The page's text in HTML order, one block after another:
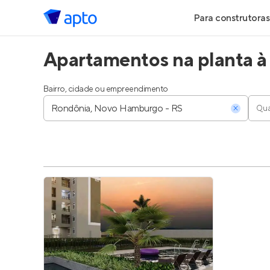
Para construtoras
Geração de
Geração de
Parcerias
Anunciar
Entrar no
Apartamentos na planta
Bairro, cidade ou empreendimento